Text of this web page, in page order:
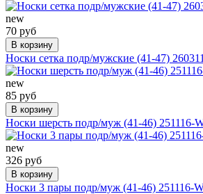
new
70 руб
В корзину
Носки сетка подр/мужские (41-47)
new
85 руб
В корзину
Носки шерсть подр/муж (41-46) 251116-
new
326 руб
В корзину
Носки 3 пары подр/муж (41-46) 251116-